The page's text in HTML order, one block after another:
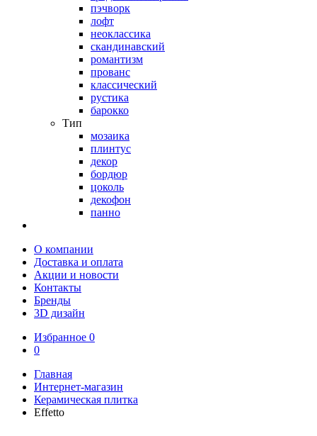
пэчворк
лофт
неоклассика
скандинавский
романтизм
прованс
классический
рустика
барокко
Тип
мозаика
плинтус
декор
бордюр
цоколь
декофон
панно
О компании
Доставка и оплата
Акции и новости
Контакты
Бренды
3D дизайн
Избранное 0
0
Главная
Интернет-магазин
Керамическая плитка
Effetto